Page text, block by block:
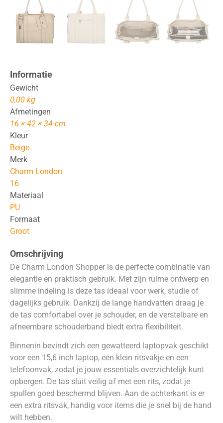
Informatie
Gewicht
0,00 kg
Afmetingen
16 × 42 × 34 cm
Kleur
Beige
Merk
Charm London
16
Materiaal
PU
Formaat
Groot
Omschrijving
De Charm London Shopper is de perfecte combinatie van
elegantie en praktisch gebruik. Met zijn ruime ontwerp en
slimme indeling is deze tas ideaal voor werk, studie of
dagelijks gebruik. Dankzij de lange handvatten draag je
de tas comfortabel over je schouder, en de verstelbare en
afneembare schouderband biedt extra flexibiliteit.
Binnenin bevindt zich een gewatteerd laptopvak geschikt
voor een 15,6 inch laptop, een klein ritsvakje en een
telefoonvak, zodat je jouw essentials overzichtelijk kunt
opbergen. De tas sluit veilig af met een rits, zodat je
spullen goed beschermd blijven. Aan de achterkant is er
een extra ritsvak, handig voor items die je snel bij de hand
wilt hebben.